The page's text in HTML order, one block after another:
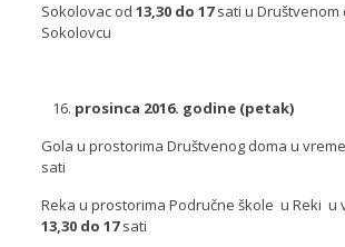
Sokolovac od 13,30 do 17sati u Društvenom
Sokolovcu
prosinca 2016. godine (petak)
Gola u prostorima Društvenog doma u
sati
Reka u prostorima Područne škole u Reki u
13,30 do 17sati